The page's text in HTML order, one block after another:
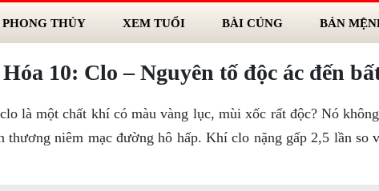
PHONG THỦY XEM TUỔI BÀI CÚNG BẢN
10: Clo – Nguyên tố độc ác đến
là một chất khí có màu vàng lục, mùi xốc rất độc? Nó
thương niêm mạc đường hô hấp. Khí clo nặng gấp 2,5 lần so